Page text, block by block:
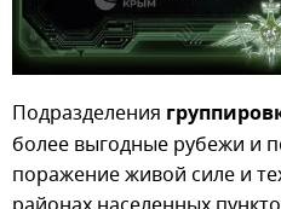
Подразделения
более выгодные рубежи и
поражение живой силе и